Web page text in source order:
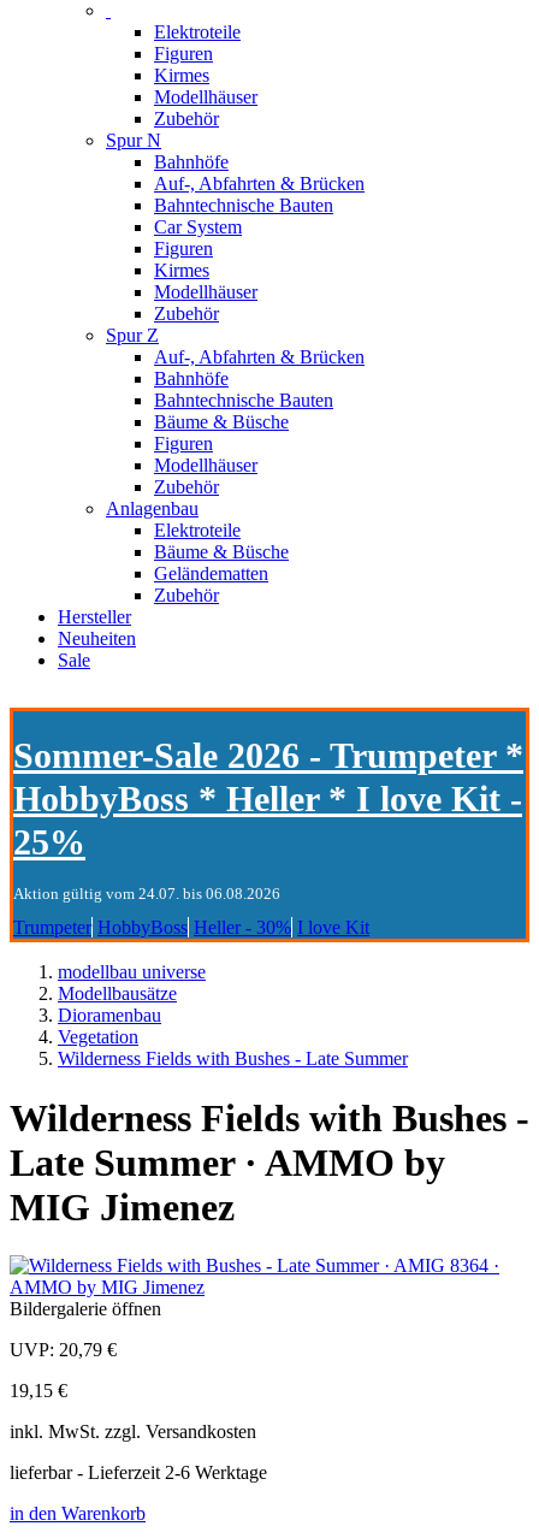
Elektroteile
Figuren
Kirmes
Modellhäuser
Zubehör
Spur N
Bahnhöfe
Auf-, Abfahrten & Brücken
Bahntechnische Bauten
Car System
Figuren
Kirmes
Modellhäuser
Zubehör
Spur Z
Auf-, Abfahrten & Brücken
Bahnhöfe
Bahntechnische Bauten
Bäume & Büsche
Figuren
Modellhäuser
Zubehör
Anlagenbau
Elektroteile
Bäume & Büsche
Geländematten
Zubehör
Hersteller
Neuheiten
Sale
Sommer-Sale 2026 - Trumpeter *
HobbyBoss * Heller * I love Kit -
25%
Aktion gültig vom 24.07. bis 06.08.2026
Trumpeter HobbyBoss Heller - 30% I love Kit
modellbau universe
Modellbausätze
Dioramenbau
Vegetation
Wilderness Fields with Bushes - Late Summer
Wilderness Fields with Bushes -
Late Summer · AMMO by
MIG Jimenez
Bildergalerie öffnen
UVP: 20,79 €
19,15 €
inkl. MwSt. zzgl. Versandkosten
lieferbar - Lieferzeit 2-6 Werktage
in den Warenkorb